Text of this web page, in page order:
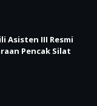
Asisten III Resmi
Pencak Silat